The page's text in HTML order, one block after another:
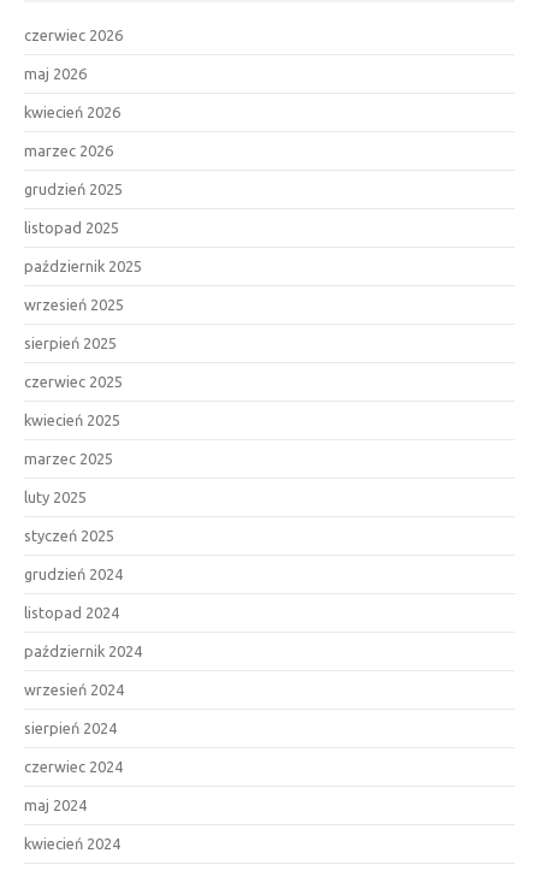
czerwiec 2026
maj 2026
kwiecień 2026
marzec 2026
grudzień 2025
listopad 2025
październik 2025
wrzesień 2025
sierpień 2025
czerwiec 2025
kwiecień 2025
marzec 2025
luty 2025
styczeń 2025
grudzień 2024
listopad 2024
październik 2024
wrzesień 2024
sierpień 2024
czerwiec 2024
maj 2024
kwiecień 2024